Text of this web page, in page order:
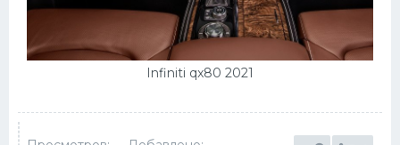
Infiniti qx80 2021